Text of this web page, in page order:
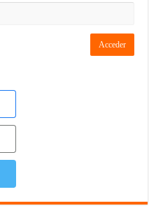
Acceder